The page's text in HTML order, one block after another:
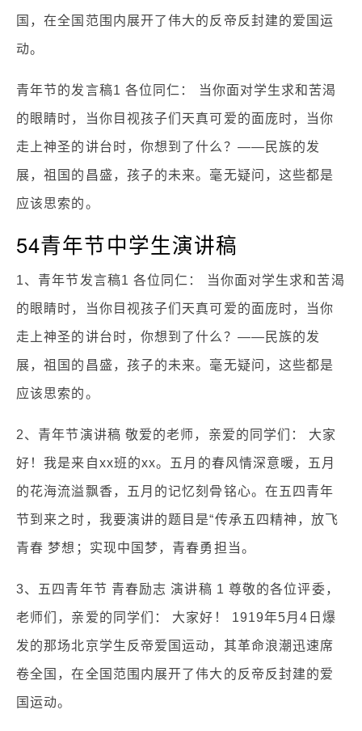
国，在全国范围内展开了伟大的反帝反封建的爱国运
动。
青年节的发言稿1 各位同仁： 当你面对学生求和苦渴
的眼睛时，当你目视孩子们天真可爱的面庞时，当你
走上神圣的讲台时，你想到了什么？——民族的发
展，祖国的昌盛，孩子的未来。毫无疑问，这些都是
应该思索的。
54青年节中学生演讲稿
1、青年节发言稿1 各位同仁： 当你面对学生求和苦渴
的眼睛时，当你目视孩子们天真可爱的面庞时，当你
走上神圣的讲台时，你想到了什么？——民族的发
展，祖国的昌盛，孩子的未来。毫无疑问，这些都是
应该思索的。
2、青年节演讲稿 敬爱的老师，亲爱的同学们： 大家
好！我是来自xx班的xx。五月的春风情深意暖，五月
的花海流溢飘香，五月的记忆刻骨铭心。在五四青年
节到来之时，我要演讲的题目是“传承五四精神，放飞
青春 梦想；实现中国梦，青春勇担当。
3、五四青年节 青春励志 演讲稿 1 尊敬的各位评委，
老师们，亲爱的同学们： 大家好！ 1919年5月4日爆
发的那场北京学生反帝爱国运动，其革命浪潮迅速席
卷全国，在全国范围内展开了伟大的反帝反封建的爱
国运动。